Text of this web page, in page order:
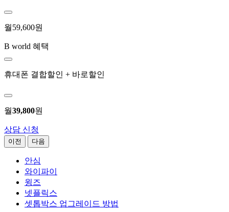
월59,600원
B world 혜택
휴대폰 결합할인 + 바로할인
월39,800원
상담 신청
이전 다음
안심
와이파이
윙즈
넷플릭스
셋톱박스 업그레이드 방법